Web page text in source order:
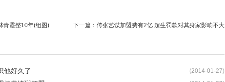
青霞整10年(组图) 下一篇： 传张艺谋加盟费有2亿 超生罚款对其身家影响不大
(2014-01-27)
他好久了